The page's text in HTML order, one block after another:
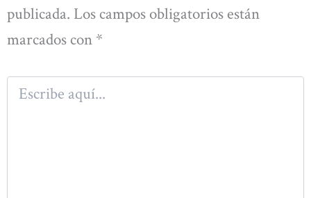
publicada. Los campos obligatorios están
marcados con *
Escribe
aquí...